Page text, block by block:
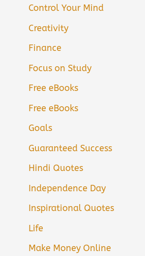
Control Your Mind
Creativity
Finance
Focus on Study
Free eBooks
Free eBooks
Goals
Guaranteed Success
Hindi Quotes
Independence Day
Inspirational Quotes
Life
Make Money Online